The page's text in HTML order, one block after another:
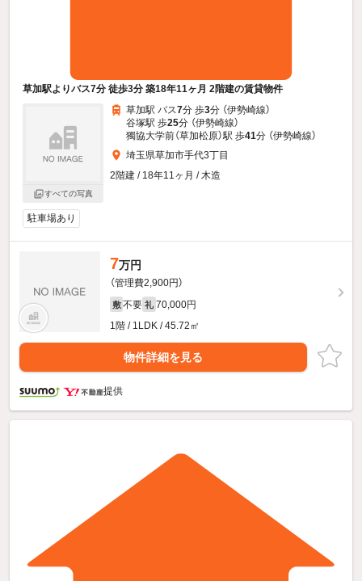
草加駅よりバス7分 徒歩3分 築18年11ヶ月 2階建の賃貸物件
すべての写真
草加駅 バス7分 歩3分 （伊勢崎線）
谷塚駅 歩25分 （伊勢崎線）
獨協大学前（草加松原）駅 歩41分 （伊勢崎線）
埼玉県草加市手代3丁目
2階建 / 18年11ヶ月 / 木造
駐車場あり
7万円
（管理費2,900円）
敷 不要 礼 70,000円
1階 / 1LDK / 45.72㎡
物件詳細を見る
提供